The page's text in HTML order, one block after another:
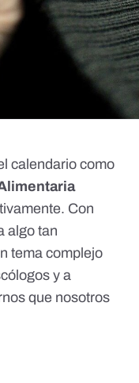
calendario como
Con
algo tan
tema complejo
y a
que nosotros